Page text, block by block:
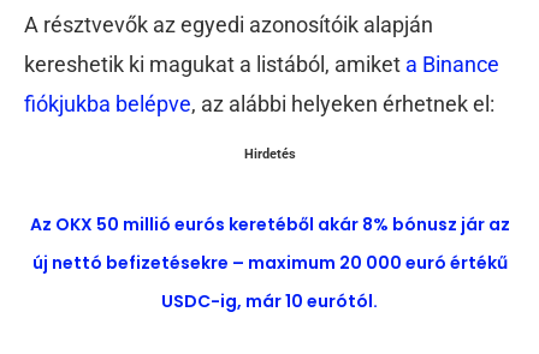
A résztvevők az egyedi azonosítóik alapján
kereshetik ki magukat a listából, amiket a Binance
fiókjukba belépve, az alábbi helyeken érhetnek el:
Hirdetés
Az OKX 50 millió eurós keretéből akár 8% bónusz jár az
új nettó befizetésekre – maximum 20 000 euró értékű
USDC-ig, már 10 eurótól.